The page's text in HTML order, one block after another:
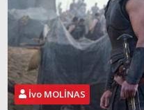
İvo MOLİNAS